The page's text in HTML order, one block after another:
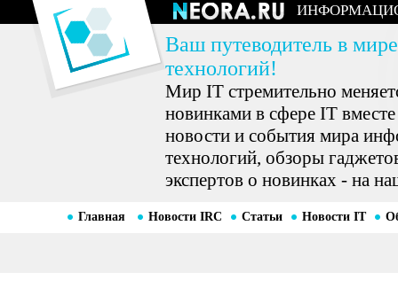
Ваш путеводитель в
технологий!
Мир IT стремительно
новинками в сфере IT
новости и события мира
технологий, обзоры
экспертов о новинках - на
Главная Новости IRC Статьи Новости IT